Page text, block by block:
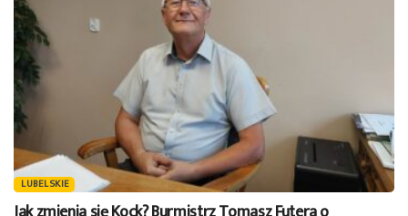
LUBELSKIE